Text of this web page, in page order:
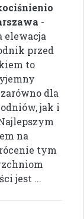
-
elewacja
przed
to
dla
jak i
na
tym
jest ...